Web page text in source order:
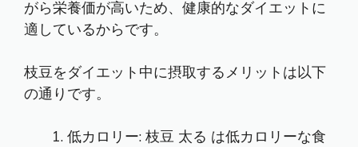
がら栄養価が高いため、健康的なダイエットに
適しているからです。
枝豆をダイエット中に摂取するメリットは以下
の通りです。
低カロリー: 枝豆 太る は低カロリーな食